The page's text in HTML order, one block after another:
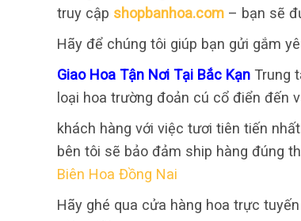
truy cập shopbanhoa.com – bạn sẽ
Hãy để chúng tôi giúp bạn gửi gắm
Giao Hoa Tận Nơi Tại Bắc Kạn Trung
loại hoa trường đoản cú cổ điển đến
khách hàng với việc tươi tiên tiến
bên tôi sẽ bảo đảm ship hàng đúng
Biên Hoa Đồng Nai
Hãy ghé qua cửa hàng hoa trực